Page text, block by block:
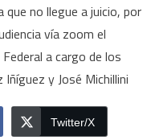
no llegue a juicio, por
vía zoom el
a cargo de los
y José Michillini
Twitter/X